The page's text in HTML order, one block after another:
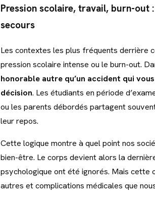
Pression scolaire, travail, burn-out
secours
Les contextes les plus fréquents derrière
pression scolaire intense ou le burn-out.
honorable autre qu’un accident qui
décision. Les étudiants en période
ou les parents débordés partagent
leur repos.
Cette logique montre à quel point nos
bien-être. Le corps devient alors la
psychologique ont été ignorés. Mais cette
autres et complications médicales que